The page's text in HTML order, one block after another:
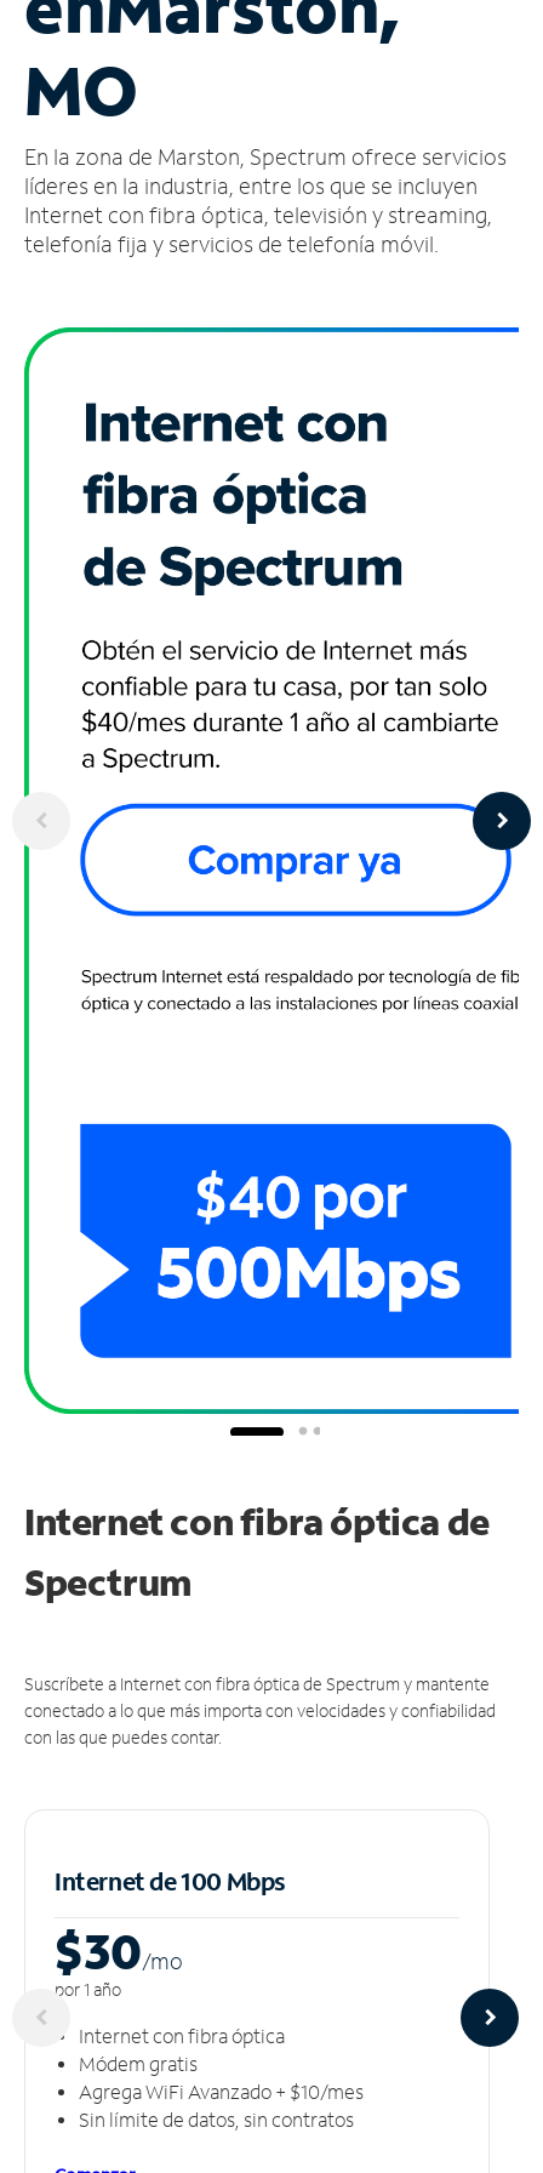
cuenta
Encuentra
tienda
MO
En la zona de Marston, Spectrum ofrece servicios
líderes en la industria, entre los que se incluyen
Internet con fibra óptica, televisión y streaming,
telefonía fija y servicios de telefonía móvil.
Internet con fibra óptica de
Spectrum
Suscríbete a Internet con fibra óptica de Spectrum y mantente
conectado a lo que más importa con velocidades y confiabilidad
con las que puedes contar.
Internet de 100 Mbps
$30/mo
por 1 año
Internet con fibra óptica
Módem gratis
Agrega WiFi Avanzado + $10/mes
Sin límite de datos, sin contratos